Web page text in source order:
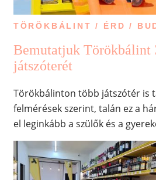
TÖRÖKBÁLINT / ÉRD /
Bemutatjuk Törökbálint
játszóterét
Törökbálinton több játszótér is
felmérések szerint, talán ez a
el leginkább a szülők és a